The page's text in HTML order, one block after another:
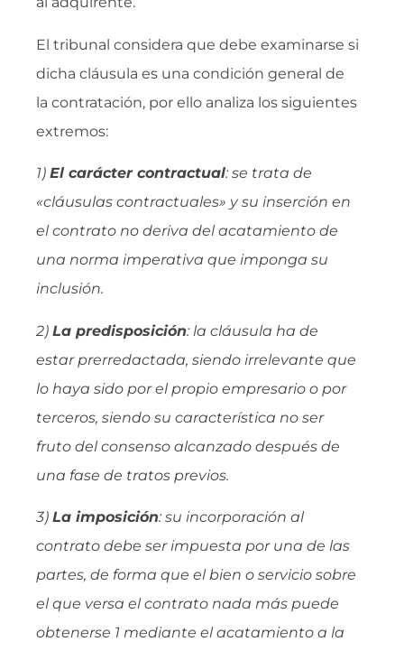
El tribunal considera que debe examinarse si
dicha cláusula es una condición general de
la contratación, por ello analiza los siguientes
extremos:
1) El carácter contractual: se trata de
«cláusulas contractuales» y su inserción en
el contrato no deriva del acatamiento de
una norma imperativa que imponga su
inclusión.
2) La predisposición: la cláusula ha de
estar prerredactada, siendo irrelevante que
lo haya sido por el propio empresario o por
terceros, siendo su característica no ser
fruto del consenso alcanzado después de
una fase de tratos previos.
3) La imposición: su incorporación al
contrato debe ser impuesta por una de las
partes, de forma que el bien o servicio sobre
el que versa el contrato nada más puede
obtenerse 1 mediante el acatamiento a la